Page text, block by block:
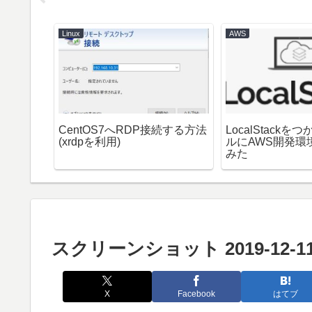
Linux
CentOS7へRDP接続する方法
(xrdpを利用)
AWS
LocalStackをつ
ルにAWS開発環
みた
スクリーンショット 2019-12-
X Facebook はてブ